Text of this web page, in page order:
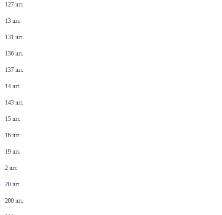
127 шт.
13 шт.
131 шт.
136 шт.
137 шт.
14 шт.
143 шт.
15 шт.
16 шт.
19 шт.
2 шт.
20 шт.
200 шт.